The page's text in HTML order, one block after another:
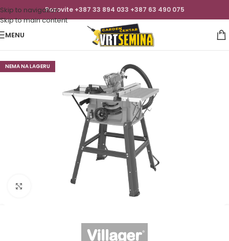
Skip to navigation
Skip to main content
Pozovite +387 33 894 033 +387 63 490 075
MENU
NEMA NA LAGERU
Click to enlarge